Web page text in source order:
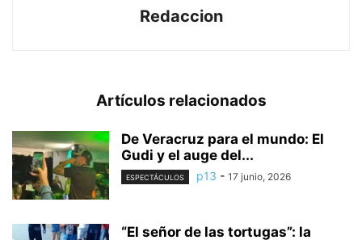
Redaccion
Artículos relacionados
De Veracruz para el mundo: El
Gudi y el auge del...
ESPECTÁCULOS p13 - 17 junio, 2026
“El señor de las tortugas”: la